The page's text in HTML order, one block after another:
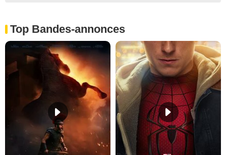
Top Bandes-annonces